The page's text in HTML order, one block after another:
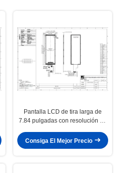
Pantalla LCD de tira larga de
7.84 pulgadas con resolución de
luminancia
Consiga El Mejor Precio